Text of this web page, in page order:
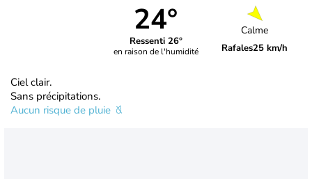
24°
Ressenti 26°
en raison de l'humidité
Calme
Rafales25 km/h
Ciel clair.
Sans précipitations.
Aucun risque de pluie